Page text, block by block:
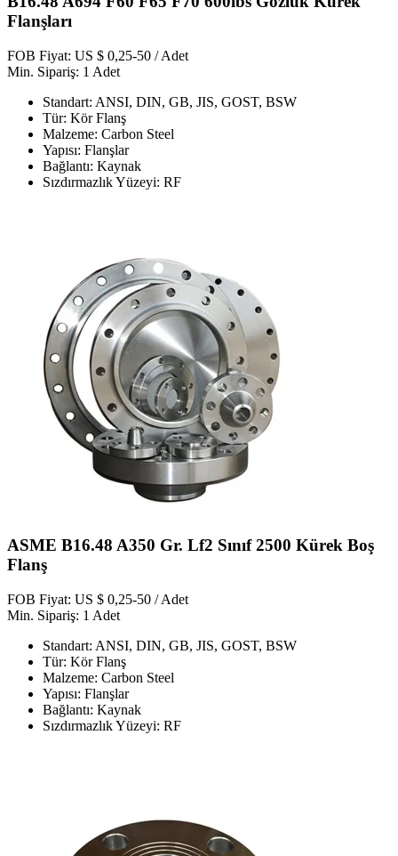
Flanşları
FOB Fiyat: US $ 0,25-50 / Adet
Min. Sipariş: 1 Adet
Standart: ANSI, DIN, GB, JIS, GOST, BSW
Tür: Kör Flanş
Malzeme: Carbon Steel
Yapısı: Flanşlar
Bağlantı: Kaynak
Sızdırmazlık Yüzeyi: RF
ASME B16.48 A350 Gr. Lf2 Sınıf 2500 Kürek Boş
Flanş
FOB Fiyat: US $ 0,25-50 / Adet
Min. Sipariş: 1 Adet
Standart: ANSI, DIN, GB, JIS, GOST, BSW
Tür: Kör Flanş
Malzeme: Carbon Steel
Yapısı: Flanşlar
Bağlantı: Kaynak
Sızdırmazlık Yüzeyi: RF